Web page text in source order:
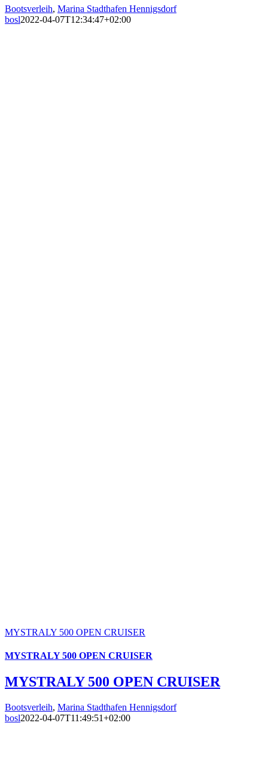
Bootsverleih, Marina Stadthafen Hennigsdorf
bosl2022-04-07T12:34:47+02:00
MYSTRALY 500 OPEN CRUISER
MYSTRALY 500 OPEN CRUISER
MYSTRALY 500 OPEN CRUISER
Bootsverleih, Marina Stadthafen Hennigsdorf
bosl2022-04-07T11:49:51+02:00